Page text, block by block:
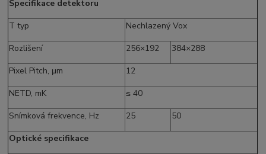
Specifikace detektoru
T typ
Nechlazený Vox
Rozlišení
256×192
384×288
Pixel Pitch, μm
12
NETD, mK
≤ 40
Snímková frekvence, Hz
25
50
Optické specifikace